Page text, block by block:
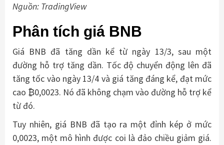
Nguồn: TradingView
Phân tích giá BNB
Giá BNB đã tăng dần kể từ ngày 13/3, sau một
đường hỗ trợ tăng dần. Tốc độ chuyển động lên đã
tăng tốc vào ngày 13/4 và giá tăng đáng kể, đạt mức
cao ₿0,0023. Nó đã không chạm vào đường hỗ trợ kể
từ đó.
Tuy nhiên, giá BNB đã tạo ra một đỉnh kép ở mức
0,0023, một mô hình được coi là đảo chiều giảm giá.